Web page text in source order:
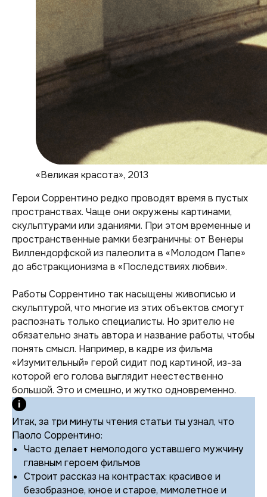
«Великая красота», 2013
Герои Соррентино редко проводят время в пустых
пространствах. Чаще они окружены картинами,
скульптурами или зданиями. При этом временные и
пространственные рамки безграничны: от Венеры
Виллендорфской из палеолита в «Молодом Папе»
до абстракционизма в «Последствиях любви».
Работы Соррентино так насыщены живописью и
скульптурой, что многие из этих объектов смогут
распознать только специалисты. Но зрителю не
обязательно знать автора и название работы, чтобы
понять смысл. Например, в кадре из фильма
«Изумительный» герой сидит под картиной, из-за
которой его голова выглядит неестественно
большой. Это и смешно, и жутко одновременно.
Итак, за три минуты чтения статьи ты узнал, что
Паоло Соррентино:
Часто делает немолодого уставшего мужчину
главным героем фильмов
Строит рассказ на контрастах: красивое и
безобразное, юное и старое, мимолетное и